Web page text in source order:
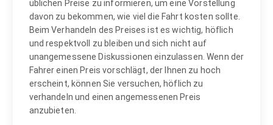
üblichen Preise zu informieren, um eine Vorstellung
davon zu bekommen, wie viel die Fahrt kosten sollte.
Beim Verhandeln des Preises ist es wichtig, höflich
und respektvoll zu bleiben und sich nicht auf
unangemessene Diskussionen einzulassen. Wenn der
Fahrer einen Preis vorschlägt, der Ihnen zu hoch
erscheint, können Sie versuchen, höflich zu
verhandeln und einen angemessenen Preis
anzubieten.